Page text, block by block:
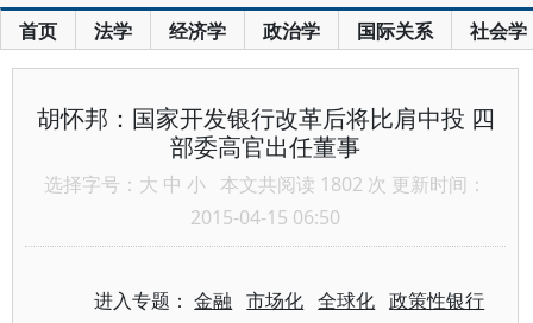
首页 法学 经济学 政治学 国际关系 社会学
胡怀邦：国家开发银行改革后将比肩中投 四
部委高官出任董事
选择字号： 大 中 小 本文共阅读 1802 次 更新时间：
2015-04-15 06:50
进入专题：金融 市场化 全球化 政策性银行